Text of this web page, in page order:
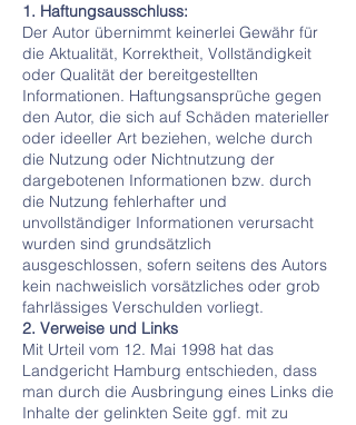
1. Haftungsausschluss:
Der Autor übernimmt keinerlei Gewähr für
die Aktualität, Korrektheit, Vollständigkeit
oder Qualität der bereitgestellten
Informationen. Haftungsansprüche gegen
den Autor, die sich auf Schäden materieller
oder ideeller Art beziehen, welche durch
die Nutzung oder Nichtnutzung der
dargebotenen Informationen bzw. durch
die Nutzung fehlerhafter und
unvollständiger Informationen verursacht
wurden sind grundsätzlich
ausgeschlossen, sofern seitens des Autors
kein nachweislich vorsätzliches oder grob
fahrlässiges Verschulden vorliegt.
2. Verweise und Links
Mit Urteil vom 12. Mai 1998 hat das
Landgericht Hamburg entschieden, dass
man durch die Ausbringung eines Links die
Inhalte der gelinkten Seite ggf. mit zu